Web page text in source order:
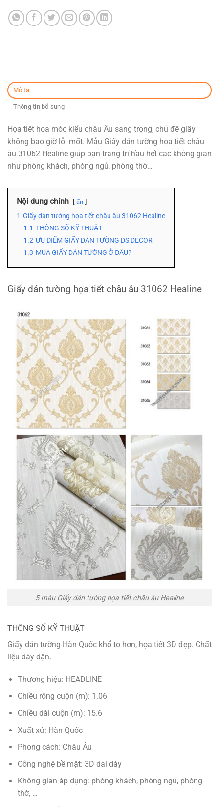
Mô tả
Thông tin bổ sung
Họa tiết hoa móc kiểu châu Âu sang trọng, chủ đề giấy
không bao giờ lỗi mốt. Mẫu Giấy dán tường họa tiết châu
âu 31062 Healine giúp bạn trang trí hầu hết các không gian
như phòng khách, phòng ngủ, phòng thờ…
Nội dung chính ẩn
1 Giấy dán tường họa tiết châu âu 31062 Healine
1.1 THÔNG SỐ KỸ THUẬT
1.2 ƯU ĐIỂM GIẤY DÁN TƯỜNG DS DECOR
1.3 MUA GIẤY DÁN TƯỜNG Ở ĐÂU?
Giấy dán tường họa tiết châu âu 31062 Healine
5 màu Giấy dán tường họa tiết châu âu Healine
THÔNG SỐ KỸ THUẬT
Giấy dán tường Hàn Quốc khổ to hơn, họa tiết 3D đẹp. Chất
liệu dày dặn.
Thương hiệu: HEADLINE
Chiều rộng cuộn (m): 1.06
Chiều dài cuộn (m): 15.6
Xuất xứ: Hàn Quốc
Phong cách: Châu Âu
Công nghệ bề mặt: 3D dai dày
Không gian áp dụng: phòng khách, phòng ngủ, phòng
thờ, …